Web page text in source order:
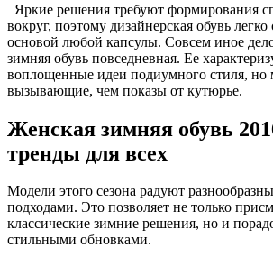
Яркие решения требуют формирования
вокруг, поэтому дизайнерская обувь
основой любой капсулы. Совсем иное
зимняя обувь повседневная. Ее
воплощенные идеи подиумного стиля, но
вызывающие, чем показы от кутюрье.
Женская зимняя обувь
тренды для всех
Модели этого сезона радуют
подходами. Это позволяет не только
классические зимние решения, но и
стильными обновками.